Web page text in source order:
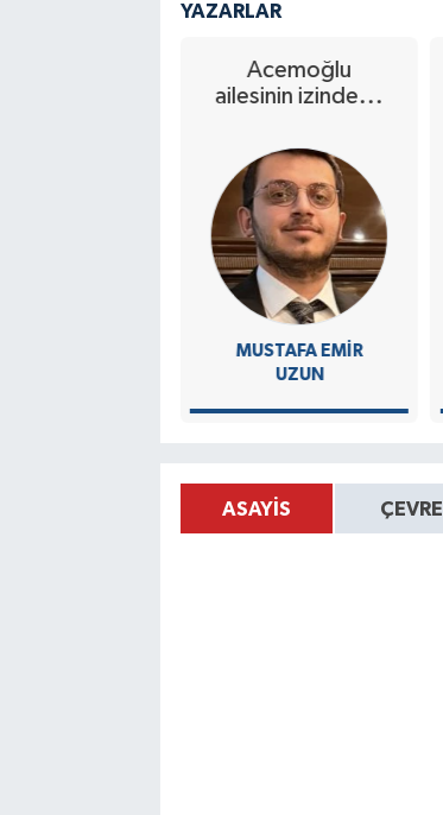
YAZARLAR
Acemoğlu
ailesinin izinde...
MUSTAFA EMIR
UZUN
ASAYİS ÇEVRE